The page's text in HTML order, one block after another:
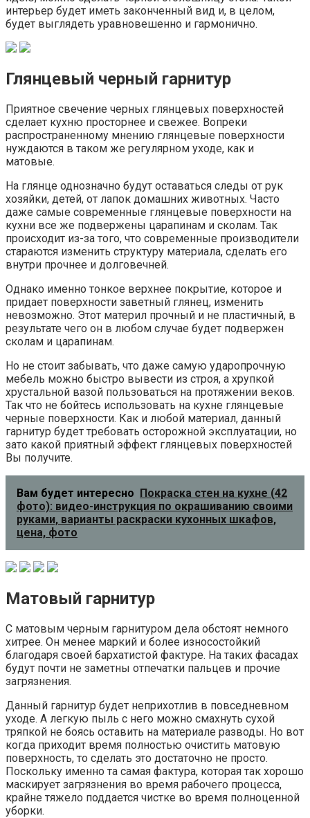
интерьер будет иметь законченный вид и, в целом,
будет выглядеть уравновешенно и гармонично.
Глянцевый черный гарнитур
Приятное свечение черных глянцевых поверхностей
сделает кухню просторнее и свежее. Вопреки
распространенному мнению глянцевые поверхности
нуждаются в таком же регулярном уходе, как и
матовые.
На глянце однозначно будут оставаться следы от рук
хозяйки, детей, от лапок домашних животных. Часто
даже самые современные глянцевые поверхности на
кухни все же подвержены царапинам и сколам. Так
происходит из-за того, что современные производители
стараются изменить структуру материала, сделать его
внутри прочнее и долговечней.
Однако именно тонкое верхнее покрытие, которое и
придает поверхности заветный глянец, изменить
невозможно. Этот материл прочный и не пластичный, в
результате чего он в любом случае будет подвержен
сколам и царапинам.
Но не стоит забывать, что даже самую ударопрочную
мебель можно быстро вывести из строя, а хрупкой
хрустальной вазой пользоваться на протяжении веков.
Так что не бойтесь использовать на кухне глянцевые
черные поверхности. Как и любой материал, данный
гарнитур будет требовать осторожной эксплуатации, но
зато какой приятный эффект глянцевых поверхностей
Вы получите.
Вам будет интересно Покраска стен на кухне (42
фото): видео-инструкция по окрашиванию своими
руками, варианты раскраски кухонных шкафов,
цена, фото
Матовый гарнитур
С матовым черным гарнитуром дела обстоят немного
хитрее. Он менее маркий и более износостойкий
благодаря своей бархатистой фактуре. На таких фасадах
будут почти не заметны отпечатки пальцев и прочие
загрязнения.
Данный гарнитур будет неприхотлив в повседневном
уходе. А легкую пыль с него можно смахнуть сухой
тряпкой не боясь оставить на материале разводы. Но вот
когда приходит время полностью очистить матовую
поверхность, то сделать это достаточно не просто.
Поскольку именно та самая фактура, которая так хорошо
маскирует загрязнения во время рабочего процесса,
крайне тяжело поддается чистке во время полноценной
уборки.